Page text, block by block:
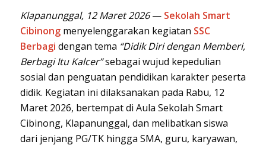
Klapanunggal, 12 Maret 2026— Sekolah Smart
Cibinongmenyelenggarakan kegiatan SSC
Berbagi dengan tema “Didik Diri dengan Memberi,
Berbagi Itu Kalcer”sebagai wujud kepedulian
sosial dan penguatan pendidikan karakter peserta
didik. Kegiatan ini dilaksanakan pada Rabu, 12
Maret 2026, bertempat di Aula Sekolah Smart
Cibinong, Klapanunggal, dan melibatkan siswa
dari jenjang PG/TK hingga SMA, guru, karyawan,